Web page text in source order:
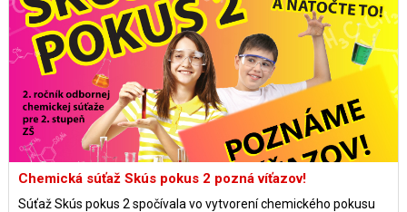
Chemická súťaž Skús pokus 2 pozná víťazov!
Súťaž Skús pokus 2 spočívala vo vytvorení chemického pokusu